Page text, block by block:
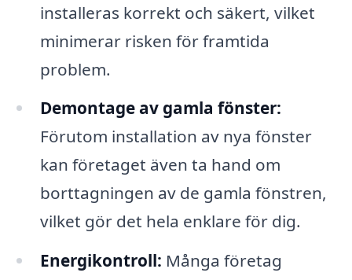
installeras korrekt och säkert, vilket
minimerar risken för framtida
problem.
Demontage av gamla fönster:
Förutom installation av nya fönster
kan företaget även ta hand om
borttagningen av de gamla fönstren,
vilket gör det hela enklare för dig.
Energikontroll: Många företag